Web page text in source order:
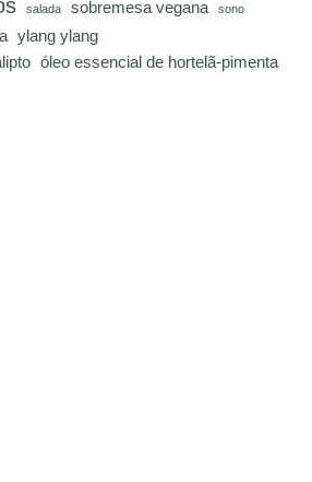
salada sobremesa vegana sono
ylang ylang
óleo essencial de hortelã-pimenta